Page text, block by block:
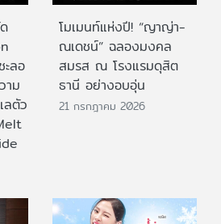
ลอ
าม
ลตัว
โมเมนท์แห่งปี! “ญาญ่า-
ณเดชน์” ฉลองมงคล
สมรส ณ โรงแรมดุสิต
ธานี อย่างอบอุ่น
21 กรกฎาคม 2026